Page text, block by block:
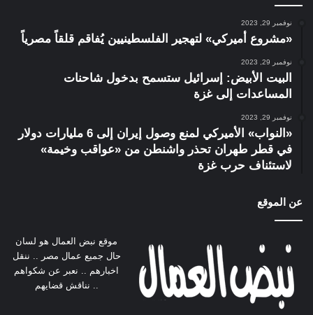
نوفمبر 29, 2023
«مشروع أميركي» لتهجير الفلسطينيين يُفاقم قلقاً مصرياً
نوفمبر 29, 2023
البيت الأبيض: إسرائيل ستسمح بدخول شاحنات
المساعدات إلى غزة
نوفمبر 29, 2023
«النواب» الأميركي لمنع وصول إيران إلى 6 مليارات دولار
في قطر طهران تحذر واشنطن من «عواقب وخيمة»
لاستئناف حرب غزة
عن الموقع
موقع نبض العمال هو لسان
حال جميع عمال مصر .. ننقل
اخبارهم .. نعبر عن شكواهم
.. نناقش قضايهم